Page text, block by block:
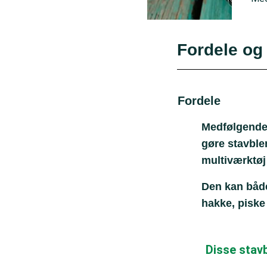
Fordele
Fordele
gøre
multiværktøj
Den kan
hakke,
Disse